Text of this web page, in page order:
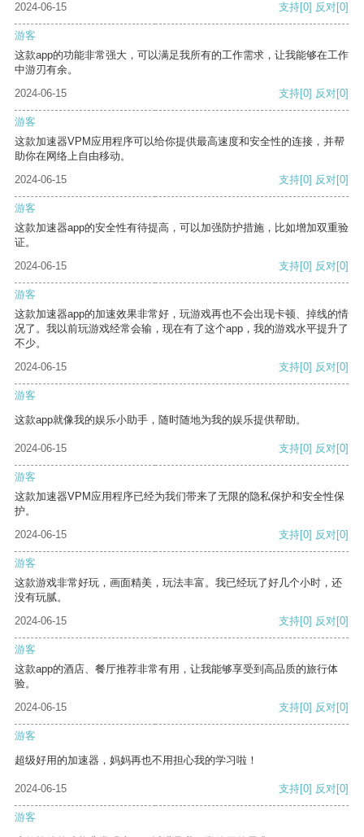
2024-06-15 支持[0] 反对[0]
游客
这款app的功能非常强大，可以满足我所有的工作需求，让我能够在工作
中游刃有余。
2024-06-15
支持[0] 反对[0]
游客
这款加速器VPM应用程序可以给你提供最高速度和安全性的连接，并帮
助你在网络上自由移动。
2024-06-15
支持[0] 反对[0]
游客
这款加速器app的安全性有待提高，可以加强防护措施，比如增加双重验
证。
2024-06-15
支持[0] 反对[0]
游客
这款加速器app的加速效果非常好，玩游戏再也不会出现卡顿、掉线的情
况了。我以前玩游戏经常会输，现在有了这个app，我的游戏水平提升了
不少。
2024-06-15
支持[0] 反对[0]
游客
这款app就像我的娱乐小助手，随时随地为我的娱乐提供帮助。
2024-06-15 支持[0] 反对[0]
游客
这款加速器VPM应用程序已经为我们带来了无限的隐私保护和安全性保
护。
2024-06-15
支持[0] 反对[0]
游客
这款游戏非常好玩，画面精美，玩法丰富。我已经玩了好几个小时，还
没有玩腻。
2024-06-15
支持[0] 反对[0]
游客
这款app的酒店、餐厅推荐非常有用，让我能够享受到高品质的旅行体
验。
2024-06-15
支持[0] 反对[0]
游客
超级好用的加速器，妈妈再也不用担心我的学习啦！
2024-06-15 支持[0] 反对[0]
游客